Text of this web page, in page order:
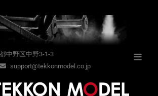
中野区中野3-1-3
support@tekkonmodel.co.jp